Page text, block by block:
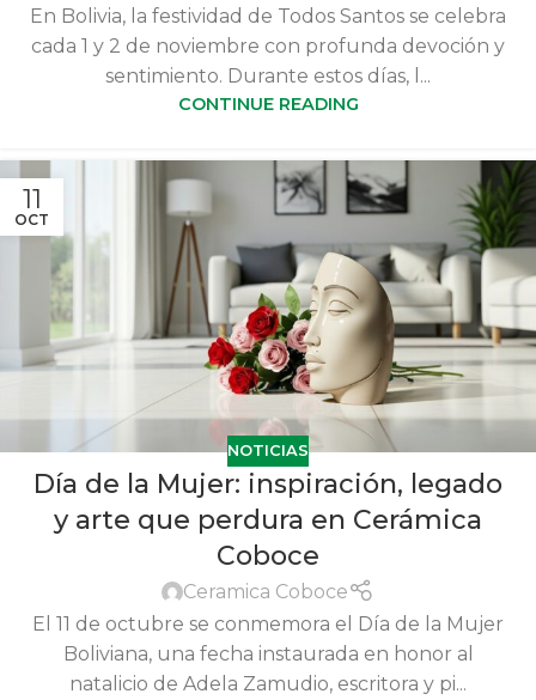
En Bolivia, la festividad de Todos Santos se celebra
cada 1 y 2 de noviembre con profunda devoción y
sentimiento. Durante estos días, l...
CONTINUE READING
11
OCT
NOTICIAS
Día de la Mujer: inspiración, legado
y arte que perdura en Cerámica
Coboce
Ceramica Coboce
El 11 de octubre se conmemora el Día de la Mujer
Boliviana, una fecha instaurada en honor al
natalicio de Adela Zamudio, escritora y pi...